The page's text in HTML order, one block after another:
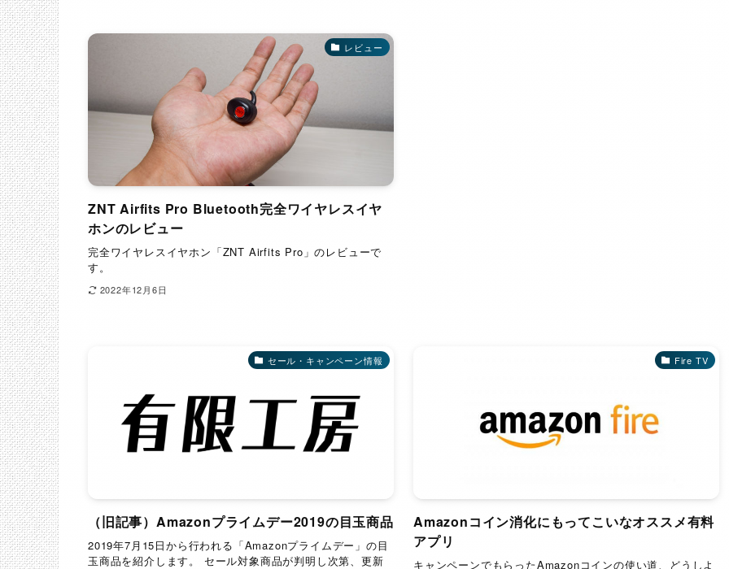
レビュー
ZNT Airfits Pro Bluetooth完全ワイヤレスイヤ
ホンのレビュー
完全ワイヤレスイヤホン「ZNT Airfits Pro」のレビューで
す。
2022年12月6日
セール・キャンペーン情報
（旧記事）Amazonプライムデー2019の目玉商品
2019年7月15日から行われる「Amazonプライムデー」の目
玉商品を紹介します。 セール対象商品が判明し次第、更新
Fire TV
Amazonコイン消化にもってこいなオススメ有料
アプリ
キャンペーンでもらったAmazonコインの使い道、どうしよ